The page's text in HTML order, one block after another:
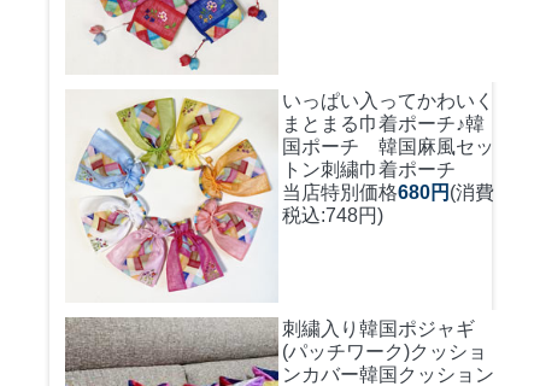
いっぱい入ってかわいく
まとまる巾着ポーチ♪韓
国ポーチ 韓国麻風セッ
トン刺繍巾着ポーチ
当店特別価格680円 (消費
税込:748円)
刺繍入り韓国ポジャギ
(パッチワーク)クッショ
ンカバー韓国クッション